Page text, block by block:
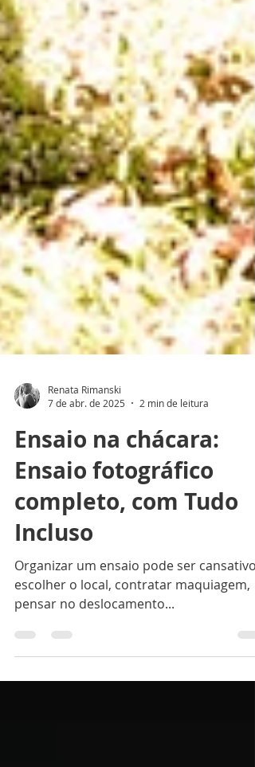
7 de abr. de 2025
2 min de leitura
Ensaio na chácara:
Ensaio fotográfico
completo, com Tudo
Incluso
Organizar um ensaio pode ser cansativo:
escolher o local, contratar maquiagem,
pensar no deslocamento...